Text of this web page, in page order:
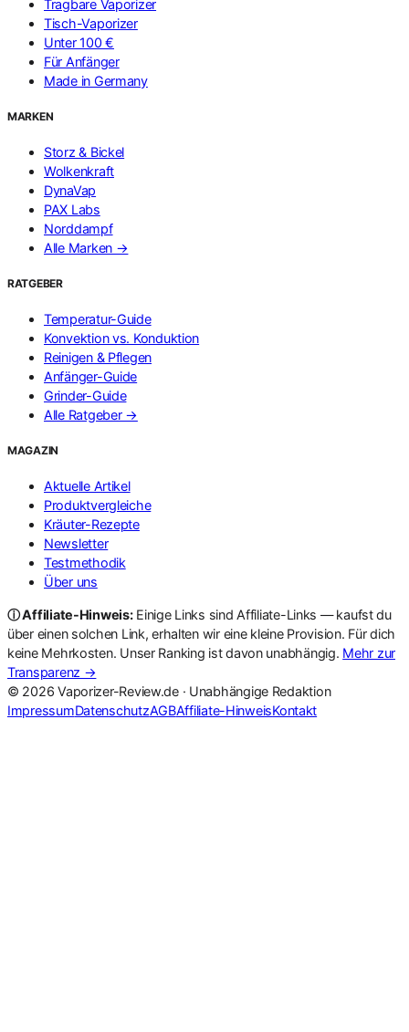
Tragbare Vaporizer
Tisch-Vaporizer
Unter 100 €
Für Anfänger
Made in Germany
MARKEN
Storz & Bickel
Wolkenkraft
DynaVap
PAX Labs
Norddampf
Alle Marken →
RATGEBER
Temperatur-Guide
Konvektion vs. Konduktion
Reinigen & Pflegen
Anfänger-Guide
Grinder-Guide
Alle Ratgeber →
MAGAZIN
Aktuelle Artikel
Produktvergleiche
Kräuter-Rezepte
Newsletter
Testmethodik
Über uns
ⓘ Affiliate-Hinweis:Einige Links sind Affiliate-Links — kaufst du
über einen solchen Link, erhalten wir eine kleine Provision. Für dich
keine Mehrkosten. Unser Ranking ist davon unabhängig. Mehr zur
Transparenz →
© 2026 Vaporizer-Review.de · Unabhängige Redaktion
ImpressumDatenschutzAGBAffiliate-HinweisKontakt